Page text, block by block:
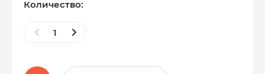
Количество: